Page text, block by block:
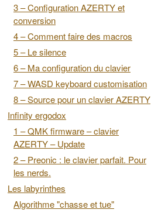
3 – Configuration AZERTY et
conversion
4 – Comment faire des macros
5 – Le silence
6 – Ma configuration du clavier
7 – WASD keyboard customisation
8 – Source pour un clavier AZERTY
Infinity ergodox
1 – QMK firmware – clavier
AZERTY – Update
2 – Preonic : le clavier parfait. Pour
les nerds.
Les labyrinthes
Algorithme "chasse et tue"